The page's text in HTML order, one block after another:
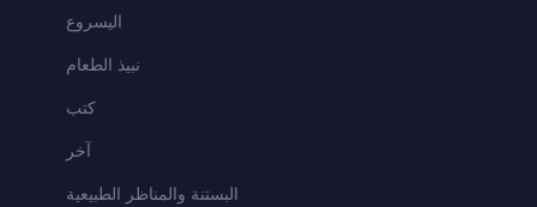
اليسروع
نبيذ الطعام
كتب
آخر
البستنة والمناظر الطبيعية